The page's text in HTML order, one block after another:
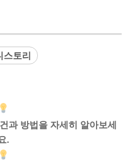
스토리
과 방법을 자세히 알아보세
.